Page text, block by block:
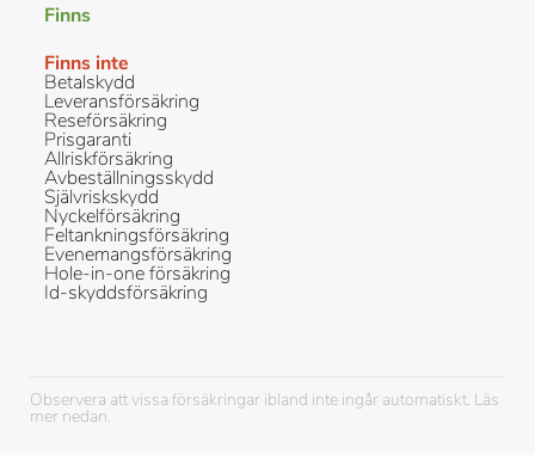
Finns
Finns inte
Betalskydd
Leveransförsäkring
Reseförsäkring
Prisgaranti
Allriskförsäkring
Avbeställningsskydd
Självriskskydd
Nyckelförsäkring
Feltankningsförsäkring
Evenemangsförsäkring
Hole-in-one försäkring
Id-skyddsförsäkring
Observera att vissa försäkringar ibland inte ingår automatiskt. Läs
mer nedan.